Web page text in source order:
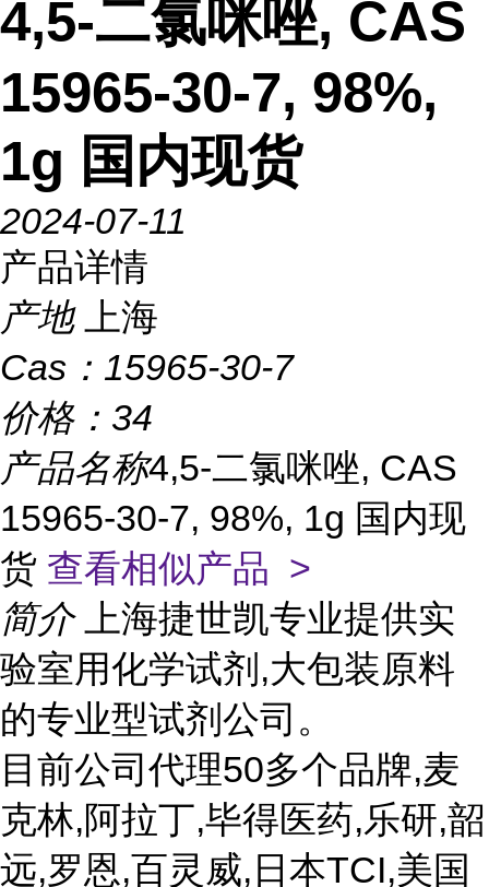
4,5-二氯咪唑, CAS
15965-30-7, 98%,
1g 国内现货
2024-07-11
产品详情
产地
上海
Cas： 15965-30-7
价格： 34
产品名称4,5-二氯咪唑, CAS
15965-30-7, 98%, 1g 国内现
货 查看相似产品 >
简介
上海捷世凯专业提供实
验室用化学试剂,大包装原料
的专业型试剂公司。
目前公司代理50多个品牌,麦
克林,阿拉丁,毕得医药,乐研,韶
远,罗恩,百灵威,日本TCI,美国